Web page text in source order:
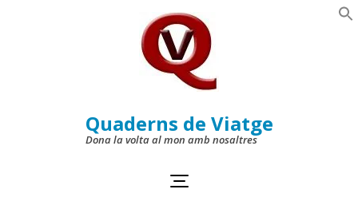
Quaderns de Viatge
Dona la volta al mon amb nosaltres